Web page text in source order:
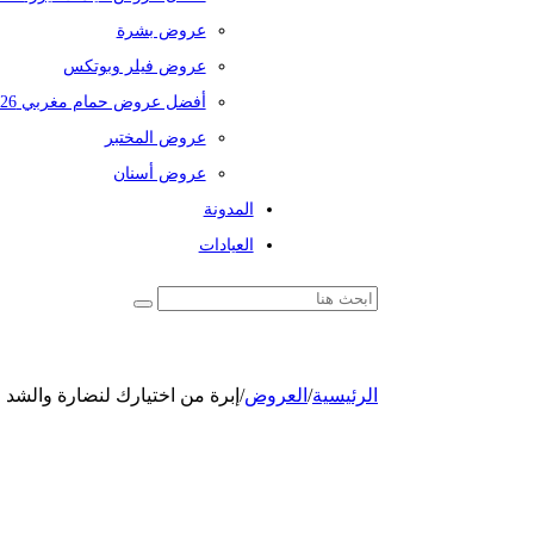
عروض بشرة
عروض فيلر وبوتكس
أفضل عروض حمام مغربي 2026
عروض المختبر
عروض أسنان
المدونة
العيادات
الرئيسية/ العروض/ إبرة من اختيارك لنضارة والشد